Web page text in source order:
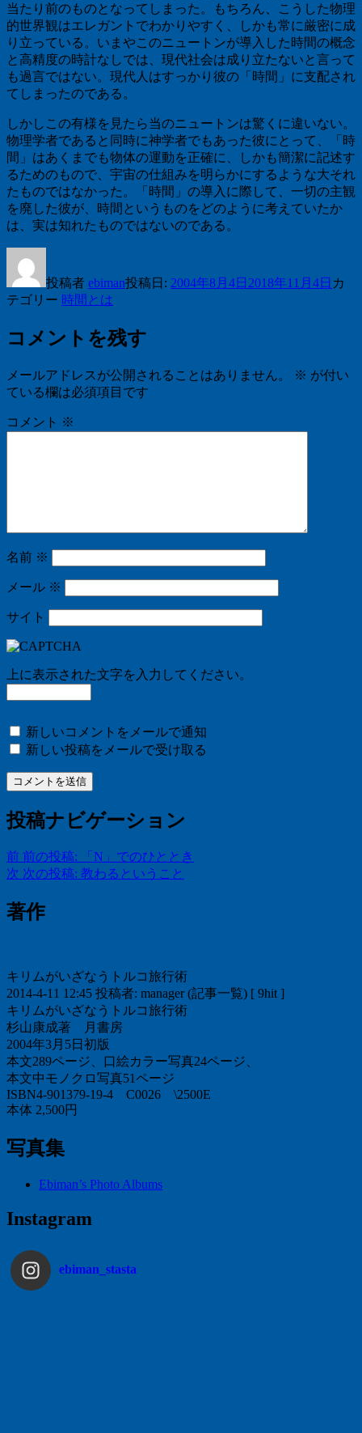
当たり前のものとなってしまった。もちろん、こうした物理
的世界観はエレガントでわかりやすく、しかも常に厳密に成
り立っている。いまやこのニュートンが導入した時間の概念
と高精度の時計なしでは、現代社会は成り立たないと言って
も過言ではない。現代人はすっかり彼の「時間」に支配され
てしまったのである。
しかしこの有様を見たら当のニュートンは驚くに違いない。
物理学者であると同時に神学者でもあった彼にとって、「時
間」はあくまでも物体の運動を正確に、しかも簡潔に記述す
るためのもので、宇宙の仕組みを明らかにするような大それ
たものではなかった。「時間」の導入に際して、一切の主観
を廃した彼が、時間というものをどのように考えていたか
は、実は知れたものではないのである。
投稿者 ebiman投稿日: 2004年8月4日 2018年11月4日 カ
テゴリー 時間とは
コメントを残す
メールアドレスが公開されることはありません。 ※ が付い
ている欄は必須項目です
コメント ※
名前 ※
メール ※
サイト
上に表示された文字を入力してください。
新しいコメントをメールで通知
新しい投稿をメールで受け取る
投稿ナビゲーション
前 前の投稿:
「N」でのひととき
次 次の投稿: 教わるということ
著作
キリムがいざなうトルコ旅行術
2014-4-11 12:45 投稿者: manager (記事一覧) [ 9hit ]
キリムがいざなうトルコ旅行術
杉山康成著 月書房
2004年3月5日初版
本文289ページ、口絵カラー写真24ページ、
本文中モノクロ写真51ページ
ISBN4-901379-19-4 C0026 \2500E
本体 2,500円
写真集
Ebiman’s Photo Albums
Instagram
ebiman_stasta